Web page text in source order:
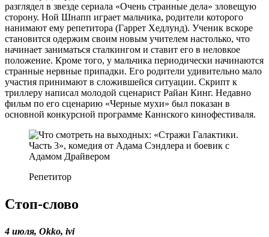
разглядел в звезде сериала «Очень странные дела» зловещую
сторону. Ной Шнапп играет мальчика, родители которого
нанимают ему репетитора (Гаррет Хедлунд). Ученик вскоре
становится одержим своим новым учителем настолько, что
начинает заниматься сталкингом и ставит его в неловкое
положение. Кроме того, у мальчика периодически начинаются
странные нервные припадки. Его родители удивительно мало
участия принимают в сложившейся ситуации. Скрипт к
триллеру написал молодой сценарист Райан Кинг. Недавно
фильм по его сценарию «Черные мухи» был показан в
основной конкурсной программе Каннского кинофестиваля.
Репетитор
Стоп-слово
4 июля, Okko, ivi